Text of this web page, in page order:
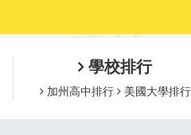
學校排行
加州高中排行 美國大學排行